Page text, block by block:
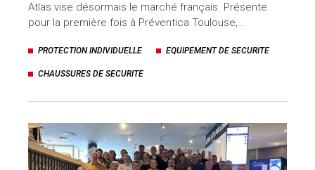
Atlas vise désormais le marché français. Présente
pour la première fois à Préventica Toulouse,…
PROTECTION INDIVIDUELLE EQUIPEMENT DE SECURITE
CHAUSSURES DE SECURITE